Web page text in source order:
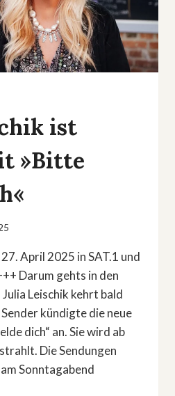
ist
»Bitte
April 2025 in SAT.1 und
Darum gehts in den
Leischik kehrt bald
kündigte die neue
dich“ an. Sie wird ab
Die Sendungen
Sonntagabend